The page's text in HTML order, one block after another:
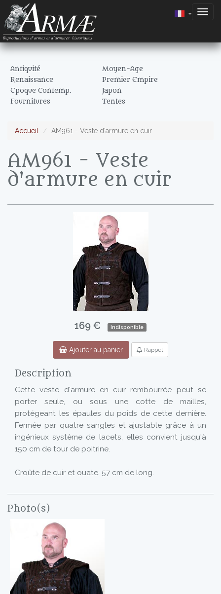
Antiquité
Moyen-Age
Renaissance
Premier Empire
Epoque Contemp.
Japon
Fournitures
Tentes
Accueil AM961 - Veste d'armure en cuir
AM961 - Veste
d'armure en cuir
169 € Indisponible
Ajouter au panier Rappel
Description
Cette veste d'armure en cuir rembourrée peut se
porter seule, ou sous une cotte de mailles,
protégeant les épaules du poids de cette dernière.
Fermée par quatre sangles et ajustable grâce à un
ingénieux système de lacets, elles convient jusqu'à
150 cm de tour de poitrine.
Croûte de cuir et ouate. 57 cm de long.
Photo(s)